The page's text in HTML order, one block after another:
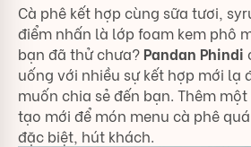
Cà phê kết hợp cùng sữa tươi,
điểm nhấn là lớp foam kem phô
bạn đã thử chưa? Pandan Phindi
uống với nhiều sự kết hợp mới lạ
muốn chia sẻ đến bạn. Thêm
tạo mới để món menu cà phê
đặc biệt, hút khách.